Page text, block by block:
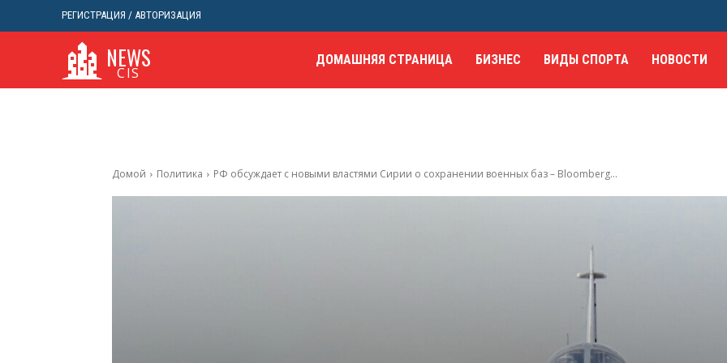
РЕГИСТРАЦИЯ / АВТОРИЗАЦИЯ
NEWS
CIS
ДОМАШНЯЯ СТРАНИЦА БИЗНЕС ВИДЫ СПОРТА НОВОСТИ
Домой Политика РФ обсуждает с новыми властями Сирии о сохранении военных баз – Bloomberg...